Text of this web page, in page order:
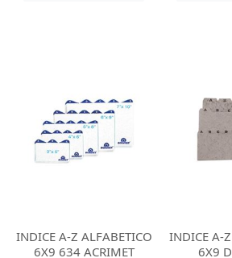
INDICE A-Z ALFABETICO
6X9 634 ACRIMET
INDICE A-
6X9